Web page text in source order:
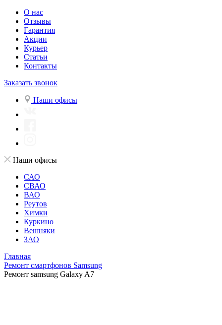
О нас
Отзывы
Гарантия
Акции
Курьер
Статьи
Контакты
Заказать звонок
Наши офисы
Наши офисы
САО
СВАО
ВАО
Реутов
Химки
Куркино
Вешняки
ЗАО
Главная
Ремонт смартфонов Samsung
Ремонт samsung Galaxy A7